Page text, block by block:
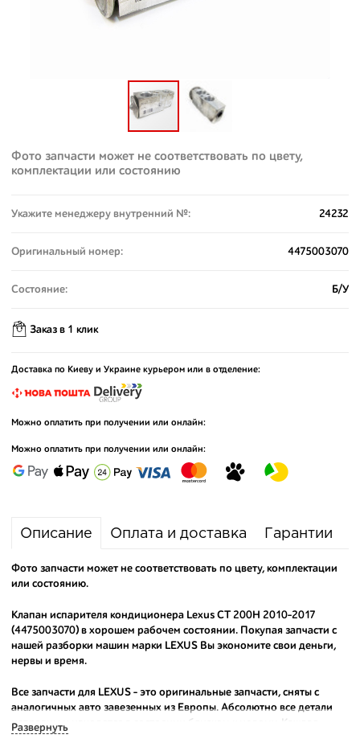
Фото запчасти может не соответствовать по цвету,
комплектации или состоянию
Укажите менеджеру внутренний №: 24232
Оригинальный номер: 4475003070
Состояние: Б/У
Заказ в 1 клик
Доставка по Киеву и Украине курьером или в отделение:
Можно оплатить при получении или онлайн:
Можно оплатить при получении или онлайн:
Описание Оплата и доставка Гарантии
Фото запчасти может не соответствовать по цвету, комплектации
или состоянию.
Клапан испарителя кондиционера Lexus CT 200H 2010-2017
(4475003070) в хорошем рабочем состоянии. Покупая запчасти с
нашей разборки машин марки LEXUS Вы экономите свои деньги,
нервы и время.
Все запчасти для LEXUS - это оригинальные запчасти, сняты с
аналогичных авто завезенных из Европы. Абсолютно все детали
исправны и находятся в состоянии близком к новому. Каждая
Развернуть